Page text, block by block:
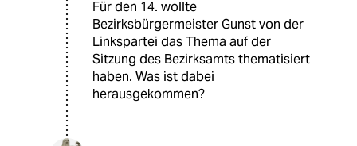
Für den 14. wollte
Bezirksbürgermeister Gunst von der
Linkspartei das Thema auf der
Sitzung des Bezirksamts thematisiert
haben. Was ist dabei
herausgekommen?